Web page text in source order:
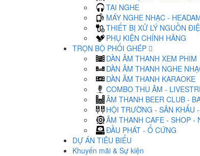
TAI NGHE
MÁY NGHE NHẠC -
THIẾT BỊ XỬ LÝ NGUỒN
PHỤ KIỆN CHÍNH HÃNG
TRỌN BỘ PHỐI GHÉP
DÀN ÂM THANH XEM PHIM
DÀN ÂM THANH NGHE
DÀN ÂM THANH KARAOKE
COMBO THU ÂM -
ÂM THANH BEER CLUB -
HỘI TRƯỜNG - SÂN KHẤU
ÂM THANH CAFE - SHOP -
ĐẦU PHÁT - Ổ CỨNG
DỰ ÁN TIÊU BIỂU
Khuyến mãi & Sự kiện